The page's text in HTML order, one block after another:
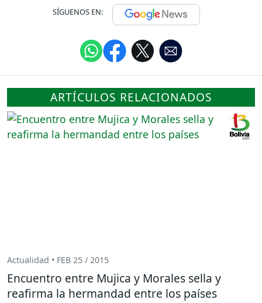
SÍGUENOS EN:
ARTÍCULOS RELACIONADOS
Actualidad • FEB 25 / 2015
Encuentro entre Mujica y Morales sella y
reafirma la hermandad entre los países